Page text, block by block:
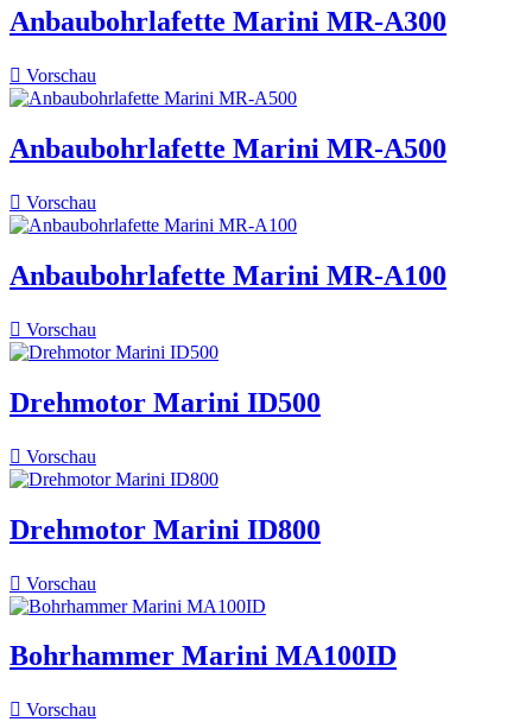
Anbaubohrlafette Marini MR-A300
 Vorschau
Anbaubohrlafette Marini MR-A500
 Vorschau
Anbaubohrlafette Marini MR-A100
 Vorschau
Drehmotor Marini ID500
 Vorschau
Drehmotor Marini ID800
 Vorschau
Bohrhammer Marini MA100ID
 Vorschau